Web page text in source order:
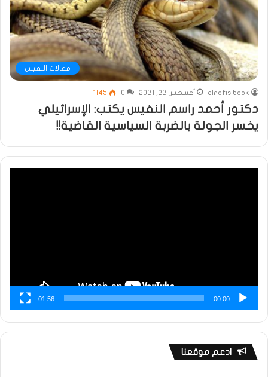
مقالات النفيس
elnafis book أغسطس 22, 2021 0 1٬145
دكتور أحمد راسم النفيس يكتب: الإسرائيلي
يخسر الجولة بالضربة السياسية القاضية!!
00:00
01:56
ادعم موقعنا